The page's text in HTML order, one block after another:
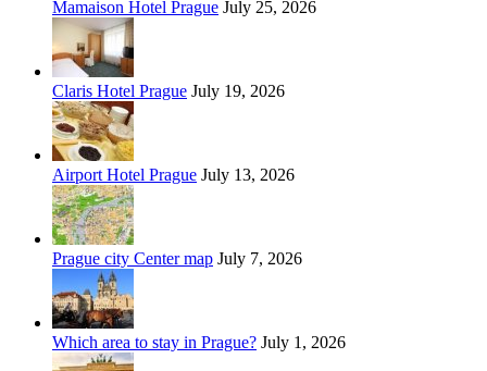
Mamaison Hotel Prague July 25, 2026
Claris Hotel Prague July 19, 2026
Airport Hotel Prague July 13, 2026
Prague city Center map July 7, 2026
Which area to stay in Prague? July 1, 2026